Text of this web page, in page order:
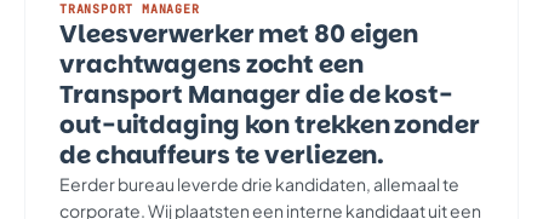
TRANSPORT MANAGER
Vleesverwerker met 80 eigen
vrachtwagens zocht een
Transport Manager die de kost-
out-uitdaging kon trekken zonder
de chauffeurs te verliezen.
Eerder bureau leverde drie kandidaten, allemaal te
corporate. Wij plaatsten een interne kandidaat uit een